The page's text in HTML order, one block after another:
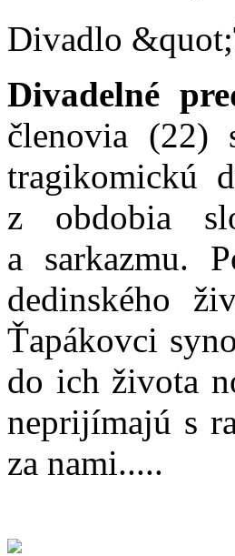
Divadlo
Divadelné
členovia (22)
tragikomickú
z obdobia
a sarkazmu.
dedinského
Ťapákovci
do ich života
neprijímajú s
za nami.....